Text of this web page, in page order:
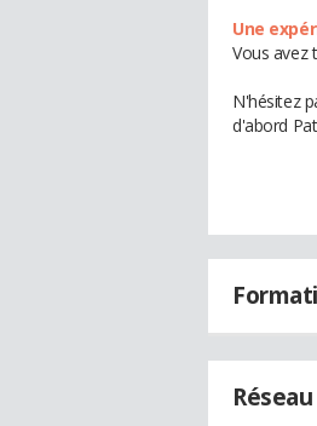
Une
Vous avez
N'hésitez
d'abord
Réseau